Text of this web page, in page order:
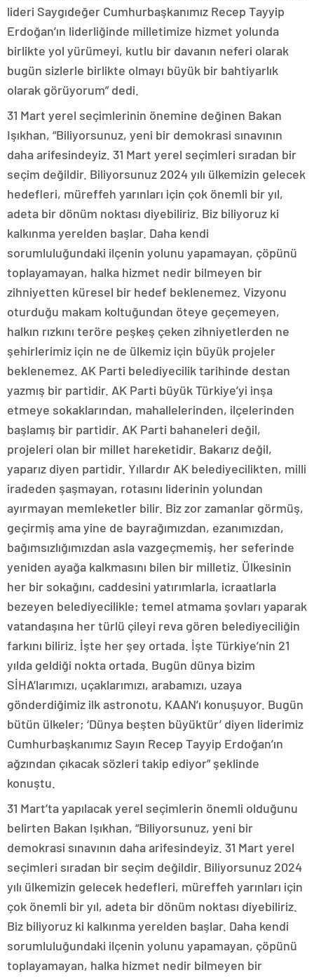
lideri Saygıdeğer Cumhurbaşkanımız Recep Tayyip
Erdoğan’ın liderliğinde milletimize hizmet yolunda
birlikte yol yürümeyi, kutlu bir davanın neferi olarak
bugün sizlerle birlikte olmayı büyük bir bahtiyarlık
olarak görüyorum” dedi.
31 Mart yerel seçimlerinin önemine değinen Bakan
Işıkhan, “Biliyorsunuz, yeni bir demokrasi sınavının
daha arifesindeyiz. 31 Mart yerel seçimleri sıradan bir
seçim değildir. Biliyorsunuz 2024 yılı ülkemizin gelecek
hedefleri, müreffeh yarınları için çok önemli bir yıl,
adeta bir dönüm noktası diyebiliriz. Biz biliyoruz ki
kalkınma yerelden başlar. Daha kendi
sorumluluğundaki ilçenin yolunu yapamayan, çöpünü
toplayamayan, halka hizmet nedir bilmeyen bir
zihniyetten küresel bir hedef beklenemez. Vizyonu
oturduğu makam koltuğundan öteye geçemeyen,
halkın rızkını teröre peşkeş çeken zihniyetlerden ne
şehirlerimiz için ne de ülkemiz için büyük projeler
beklenemez. AK Parti belediyecilik tarihinde destan
yazmış bir partidir. AK Parti büyük Türkiye’yi inşa
etmeye sokaklarından, mahallelerinden, ilçelerinden
başlamış bir partidir. AK Parti bahaneleri değil,
projeleri olan bir millet hareketidir. Bakarız değil,
yaparız diyen partidir. Yıllardır AK belediyecilikten, milli
iradeden şaşmayan, rotasını liderinin yolundan
ayırmayan memleketler bilir. Biz zor zamanlar görmüş,
geçirmiş ama yine de bayrağımızdan, ezanımızdan,
bağımsızlığımızdan asla vazgeçmemiş, her seferinde
yeniden ayağa kalkmasını bilen bir milletiz. Ülkesinin
her bir sokağını, caddesini yatırımlarla, icraatlarla
bezeyen belediyecilikle; temel atmama şovları yaparak
vatandaşına her türlü çileyi reva gören belediyeciliğin
farkını biliriz. İşte her şey ortada. İşte Türkiye’nin 21
yılda geldiği nokta ortada. Bugün dünya bizim
SİHA’larımızı, uçaklarımızı, arabamızı, uzaya
gönderdiğimiz ilk astronotu, KAAN’ı konuşuyor. Bugün
bütün ülkeler; ‘Dünya beşten büyüktür’ diyen liderimiz
Cumhurbaşkanımız Sayın Recep Tayyip Erdoğan’ın
ağzından çıkacak sözleri takip ediyor” şeklinde
konuştu.
31 Mart’ta yapılacak yerel seçimlerin önemli olduğunu
belirten Bakan Işıkhan, “Biliyorsunuz, yeni bir
demokrasi sınavının daha arifesindeyiz. 31 Mart yerel
seçimleri sıradan bir seçim değildir. Biliyorsunuz 2024
yılı ülkemizin gelecek hedefleri, müreffeh yarınları için
çok önemli bir yıl, adeta bir dönüm noktası diyebiliriz.
Biz biliyoruz ki kalkınma yerelden başlar. Daha kendi
sorumluluğundaki ilçenin yolunu yapamayan, çöpünü
toplayamayan, halka hizmet nedir bilmeyen bir